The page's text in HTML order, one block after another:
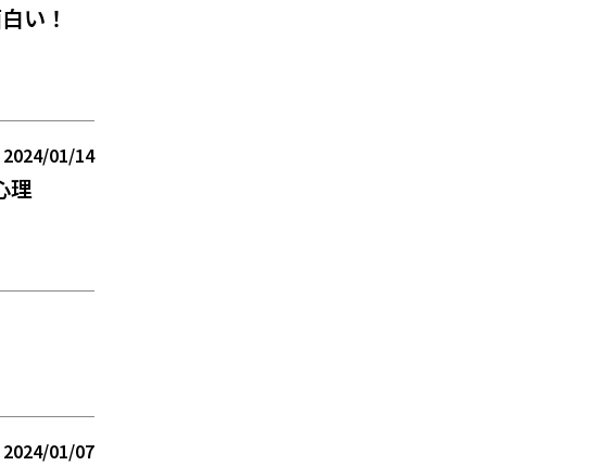
い！
2024/01/14
理
2024/01/07